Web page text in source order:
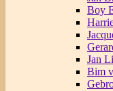
Boy
Jan
Bim